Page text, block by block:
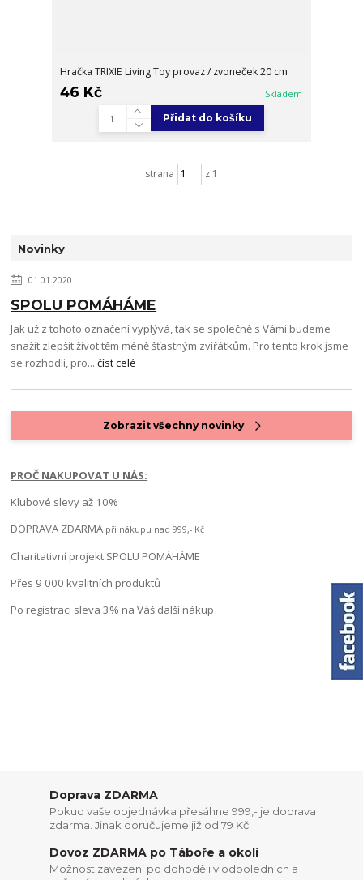
Hračka TRIXIE Living Toy provaz / zvoneček 20 cm
46 Kč Skladem
Přidat do košíku
strana z 1
Novinky
01.01.2020
SPOLU POMÁHÁME
Jak už z tohoto označení vyplývá, tak se společně s Vámi budeme
snažit zlepšit život těm méně šťastným zvířátkům. Pro tento krok jsme
se rozhodli, pro...číst celé
Zobrazit všechny novinky
PROČ NAKUPOVAT U NÁS:
Klubové slevy až 10%
DOPRAVA ZDARMA při nákupu nad 999,- Kč
Charitativní projekt SPOLU POMÁHÁME
Přes 9 000 kvalitních produktů
Po registraci sleva 3% na Váš další nákup
Doprava ZDARMA
Pokud vaše objednávka přesáhne 999,- je doprava
zdarma. Jinak doručujeme již od 79 Kč.
Dovoz ZDARMA po Táboře a okolí
Možnost zavezení po dohodě i v odpoledních a